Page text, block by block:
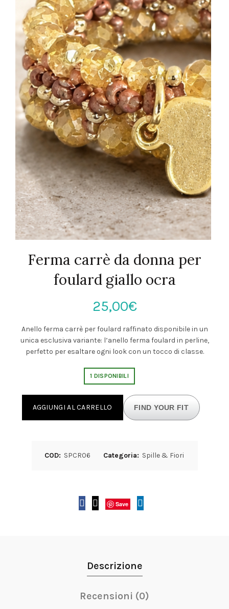
Ferma carrè da donna per
foulard giallo ocra
25,00€
Anello ferma carrè per foulard raffinato disponibile in un
unica esclusiva variante: l’anello ferma foulard in perline,
perfetto per esaltare ogni look con un tocco di classe.
1 DISPONIBILI
AGGIUNGI AL CARRELLO FIND YOUR FIT
COD: SPCR06 Categoria: Spille & Fiori
Save
Descrizione
Recensioni (0)